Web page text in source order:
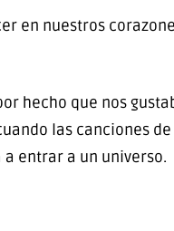
en nuestros
hecho que nos
las canciones
entrar a un universo.